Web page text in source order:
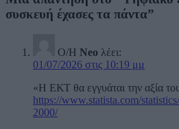
συσκευή έχασες τα πάντα”
Ο/Η Neo λέει:
01/07/2026 στις 10:19 μμ
«Η ΕΚΤ θα εγγυάται την αξία
https://www.statista.com/
2000/